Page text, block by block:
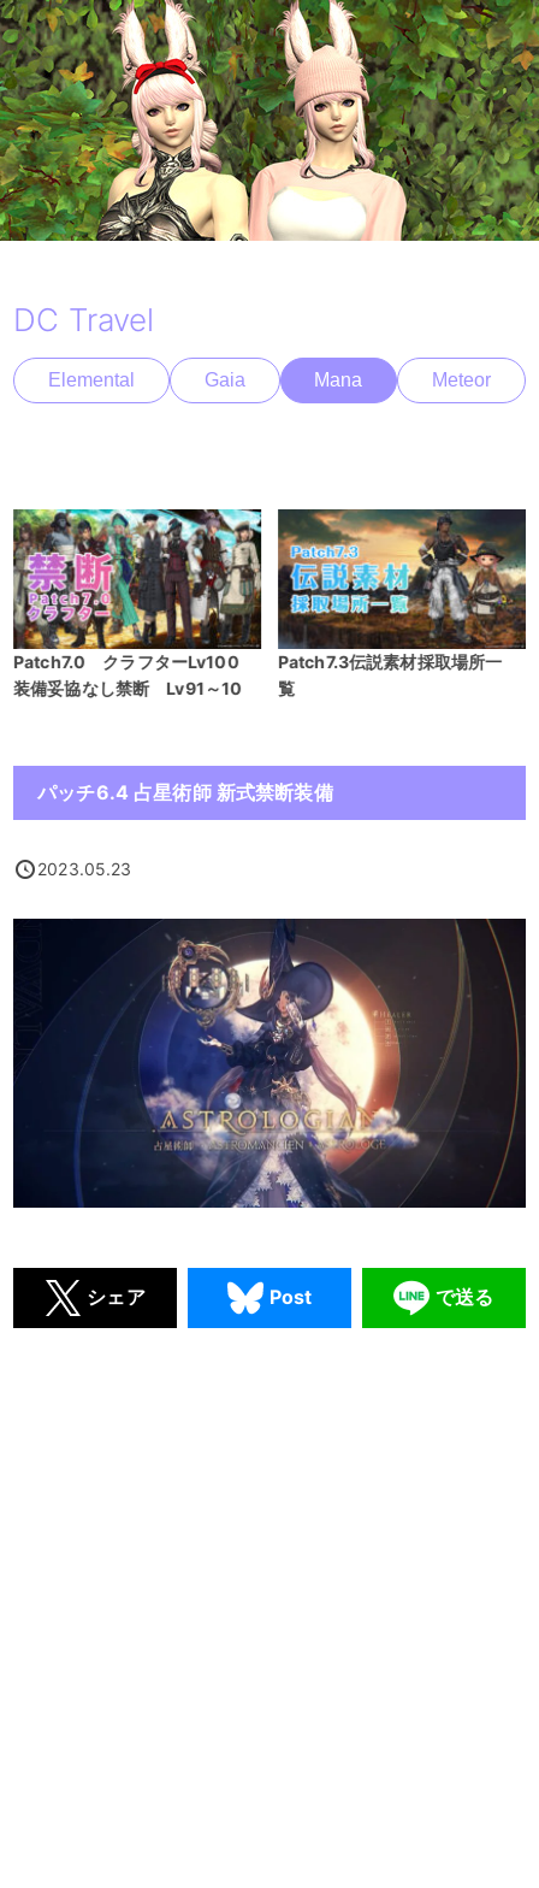
DC Travel
Elemental Gaia Mana Meteor
説素材採取場所一
Patch7.3 ギャザクラ新式装
備製作マクロ
Patch7.4
パッチ6.4 占星術師 新式禁断装備
2023.05.23
シェア Post で送る